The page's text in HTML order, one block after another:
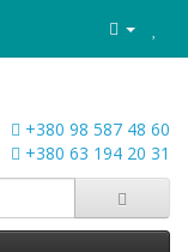
+380 98 587 48 60
+380 63 194 20 31